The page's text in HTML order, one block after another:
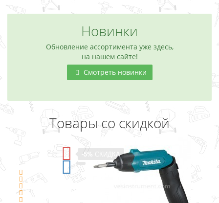
Новинки
Обновление ассортимента уже здесь,
на нашем сайте!
Смотреть новинки
Товары со скидкой
-5% СКИДКА